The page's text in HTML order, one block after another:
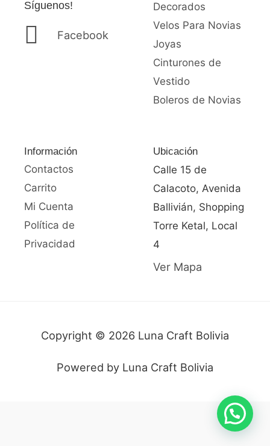
Síguenos!
Facebook
Decorados
Velos Para Novias
Joyas
Cinturones de
Vestido
Boleros de Novias
Información
Contactos
Carrito
Mi Cuenta
Política de
Privacidad
Ubicación
Calle 15 de
Calacoto, Avenida
Ballivián, Shopping
Torre Ketal, Local
4
Ver Mapa
Copyright © 2026 Luna Craft Bolivia
Powered by Luna Craft Bolivia